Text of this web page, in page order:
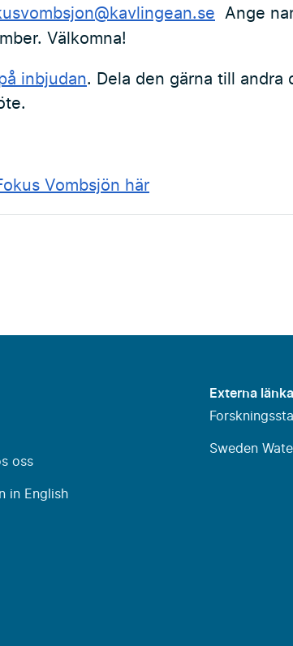
Ange
Välkomna!
inbjudan. Dela den gärna till andra
Vombsjön här
oss
in English
Externa
Sweden